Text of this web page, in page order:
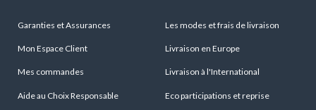
Garanties et Assurances
Mon Espace Client
Mes commandes
Aide au Choix Responsable
Les modes et frais de livraison
Livraison en Europe
Livraison à l'International
Eco participations et reprise